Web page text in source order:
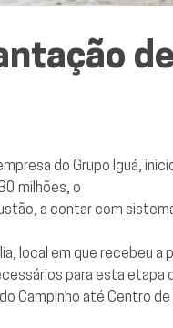
do Grupo Iguá,
milhões, o
a contar com
local em que recebeu a
para esta
até Centro de